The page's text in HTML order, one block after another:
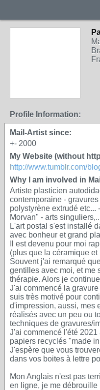
Profile Information:
Mail-Artist since:
+- 2000
My Website (without
http://www.tumblr.com/
Why I am involved in
Artiste plasticien
contemporaine -
polystyrène extrudé etc...
Morvan" - arts
L'art postal s'est installé
avec bonheur et grand
Il est devenu pour moi
(plus que la céramique et
Souvent j'ai remarqué
gentilles avec moi, et me
thérapie. Alors je
J'ai commencé la
suis très motivé pour
d'impression, aussi, mes
réalisés avec un peu ou
techniques de gravures/
J'ai commencé l'été
papiers recyclés "made
J'espère que vous
dans vos boites à lettre
Mon Anglais n'est pas
en ligne, je me débrouille